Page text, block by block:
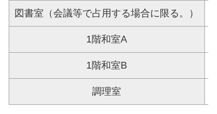
図書室（会議等で占用する場合に限る。）
1階和室A
1階和室B
調理室